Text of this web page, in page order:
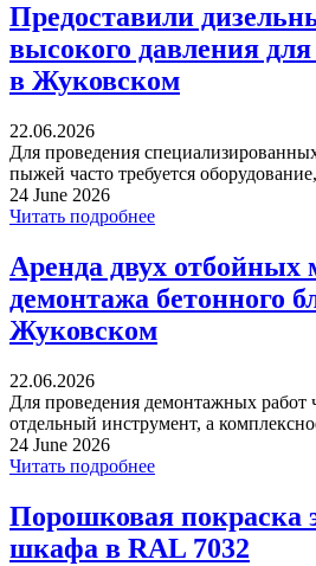
Предоставили
высокого давления
в Жуковском
22.06.2026
Для проведения
пыжей часто требуется
24 June 2026
Читать подробнее
Аренда двух отбойных
демонтажа бетонного
Жуковском
22.06.2026
Для проведения демонтажных работ
отдельный инструмент, а
24 June 2026
Читать подробнее
Порошковая покраска
шкафа в RAL 7032